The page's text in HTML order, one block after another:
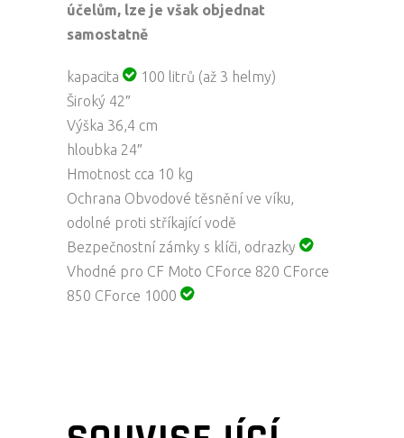
účelům, lze je však objednat
samostatně
kapacita
100 litrů (až 3 helmy)
Široký 42″
Výška 36,4 cm
hloubka 24″
Hmotnost cca 10 kg
Ochrana Obvodové těsnění ve víku,
odolné proti stříkající vodě
Bezpečnostní zámky s klíči, odrazky
Vhodné pro CF Moto CForce 820 CForce
850 CForce 1000